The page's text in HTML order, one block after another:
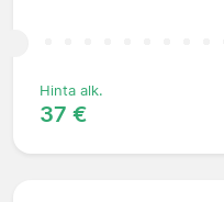
Hinta alk.
37 €